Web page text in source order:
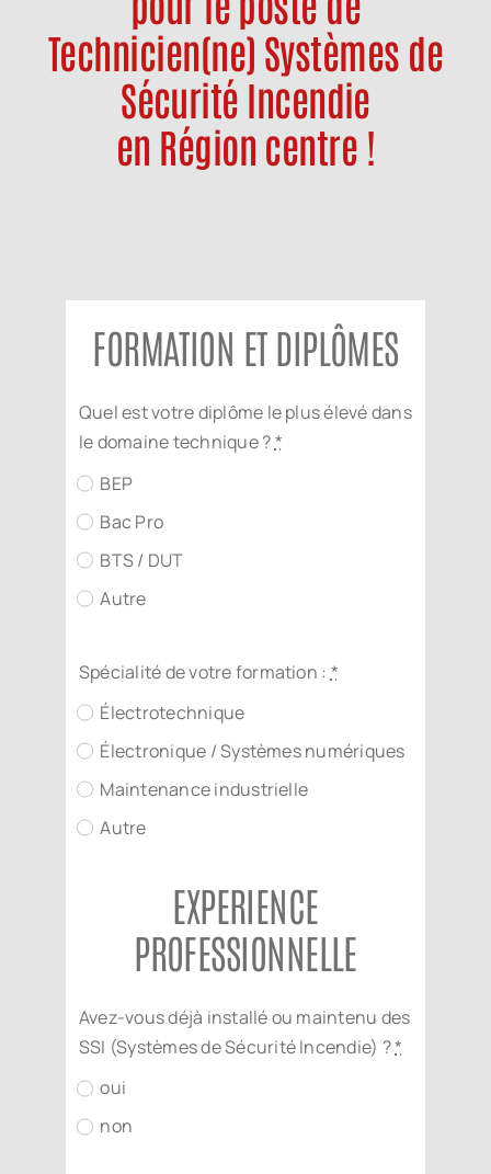
Offre d’emploi
Notre société
Contact
Technicien(ne) Systèmes de
Sécurité Incendie
en Région centre !
FORMATION ET DIPLÔMES
Quel est votre diplôme le plus élevé dans
le domaine technique ?*
BEP
Bac Pro
BTS / DUT
Autre
Spécialité de votre formation : *
Électrotechnique
Électronique / Systèmes numériques
Maintenance industrielle
Autre
EXPERIENCE
PROFESSIONNELLE
Avez-vous déjà installé ou maintenu des
SSI (Systèmes de Sécurité Incendie) ?*
oui
non